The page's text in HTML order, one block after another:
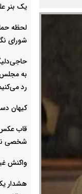
یک بنر
لحظه
شورای
به مجلس
رد
کیهان
قاب
شخصی
واکنش
هشدار